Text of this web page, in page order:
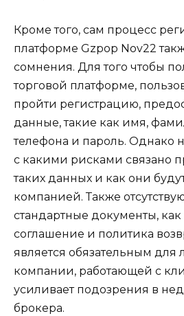
Кроме того, сам процесс
платформе Gzpop Nov22
сомнения. Для того чтобы
торговой платформе,
пройти регистрацию,
данные, такие как имя,
телефона и пароль. Однако
с какими рисками связано
таких данных и как они
компанией. Также
стандартные документы, как
соглашение и политика
является обязательным
компании, работающей с
усиливает подозрения в
брокера.